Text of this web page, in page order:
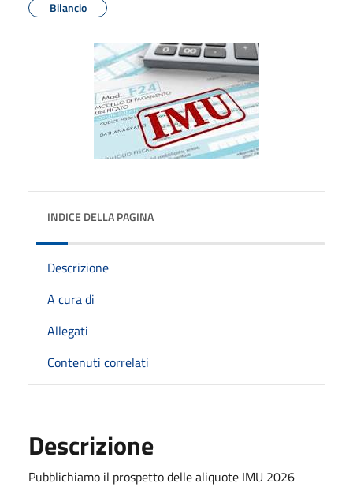
Bilancio
INDICE DELLA PAGINA
Descrizione
A cura di
Allegati
Contenuti correlati
Descrizione
Pubblichiamo il prospetto delle aliquote IMU 2026